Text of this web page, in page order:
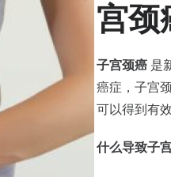
宫颈
子宫颈癌是
癌症，子宫
可以得到有
什么导致子